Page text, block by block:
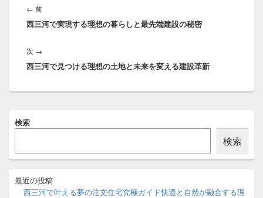
稿
ナ
ゲ
ー
シ
← 前前
の
西三河で実現する理想の暮らしと最先端建設の秘密
次 →
の
稿:
西三河で見つける理想の土地と未来を変える建設革新
イ
イ
バ
検索
検索
最近の投稿
西三河で叶える夢の注文住宅究極ガイド快適と自然が融合する理